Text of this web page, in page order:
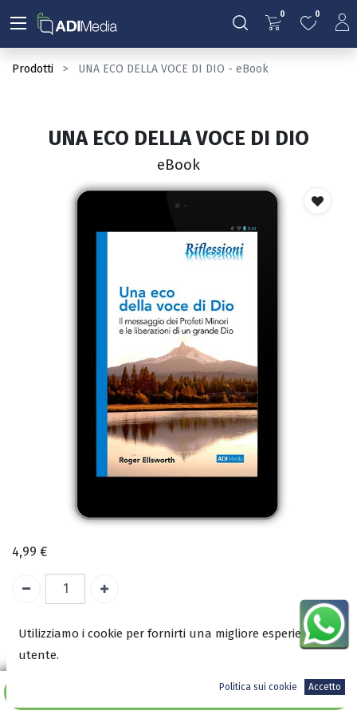
0 0
Prodotti UNA ECO DELLA VOCE DI DIO - eBook
Aggiungi al carrello
UNA ECO DELLA VOCE DI DIO
eBook
4,99 €
COD: 2334
ISBN:
Utilizziamo i cookie per fornirti una migliore esperienza
utente.
Politica sui cookie Accetto